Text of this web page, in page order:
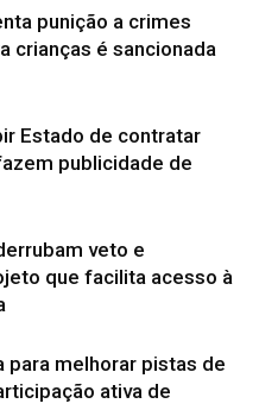
punição a crimes
crianças é sancionada
Estado de contratar
publicidade de
veto e
que facilita acesso à
para melhorar pistas de
ativa de